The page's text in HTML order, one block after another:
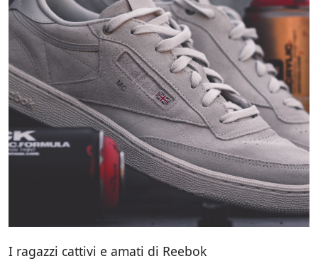
I ragazzi cattivi e amati di Reebok